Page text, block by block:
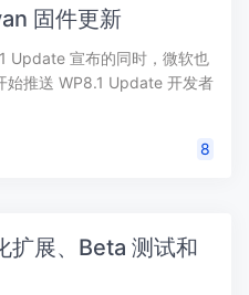
固件更新
Update 宣布的同时，微软也
始推送 WP8.1 Update 开发者
8
扩展、Beta 测试和